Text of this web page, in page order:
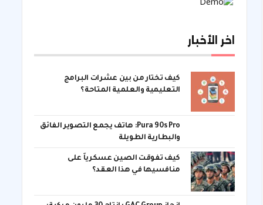
اخر الأخبار
كيف تختار من بين عشرات البرامج
التعليمية والعلمية المتاحة؟
Pura 90s Pro: هاتف يجمع التصوير الفائق
والبطارية الطويلة
كيف تفوقت الصين عسكرياً على
منافسيها في هذا العقد؟